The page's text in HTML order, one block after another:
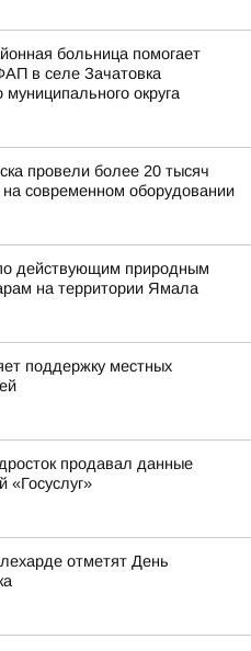
больница помогает
в селе Зачатовка
муниципального округа
провели более 20 тысяч
современном оборудовании
действующим природным
на территории Ямала
поддержку местных
продавал данные
«Госуслуг»
отметят День